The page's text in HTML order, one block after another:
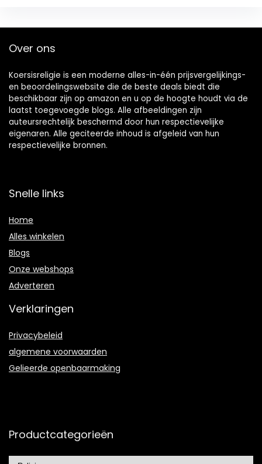
Over ons
Koersisreligie is een moderne alles-in-één prijsvergelijkings-
en beoordelingswebsite die de beste deals biedt die
beschikbaar zijn op amazon en u op de hoogte houdt via de
laatst toegevoegde blogs. Alle afbeeldingen zijn
auteursrechtelijk beschermd door hun respectievelijke
eigenaren. Alle geciteerde inhoud is afgeleid van hun
respectievelijke bronnen.
Snelle links
Home
Alles winkelen
Blogs
Onze webshops
Adverteren
Verklaringen
Privacybeleid
algemene voorwaarden
Gelieerde openbaarmaking
Productcategorieën